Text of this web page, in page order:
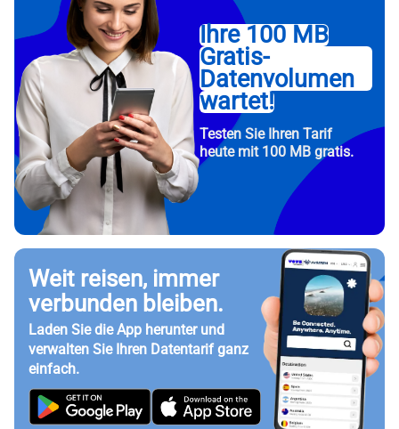
Ihre 100 MB
Gratis-
Datenvolumen
wartet!
Testen Sie Ihren Tarif
heute mit 100 MB gratis.
Weit reisen, immer
verbunden bleiben.
Laden Sie die App herunter und
verwalten Sie Ihren Datentarif ganz
einfach.